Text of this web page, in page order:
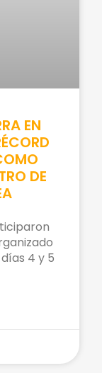
EN
DE
4 y 5